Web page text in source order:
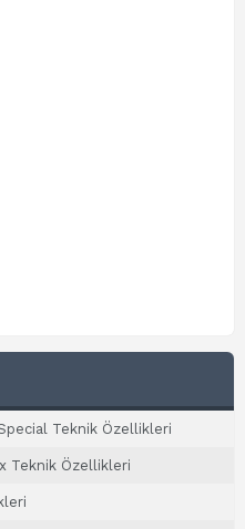
Teknik Özellikleri
Teknik Özellikleri